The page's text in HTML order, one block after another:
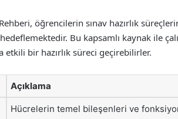
öğrencilerin sınav hazırlık
hedeflemektedir. Bu kapsamlı kaynak ile
etkili bir hazırlık süreci geçirebilirler.
Açıklama
Hücrelerin temel bileşenleri ve